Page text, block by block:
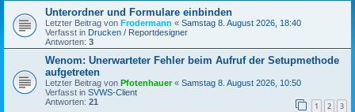
Unterordner und Formulare einbinden
Letzter Beitrag von Frodermann « Samstag 8. August 2026, 18:40
Verfasst in Drucken / Reportdesigner
Antworten: 3
Wenom: Unerwarteter Fehler beim Aufruf der Setupmethode
aufgetreten
Letzter Beitrag von Pfotenhauer« Samstag 8. August 2026, 10:50
Verfasst in SVWS-Client
Antworten: 21 1 2 3